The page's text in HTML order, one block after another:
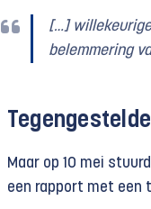
[…]
belemmering
Maar op 10 mei
een rapport met een